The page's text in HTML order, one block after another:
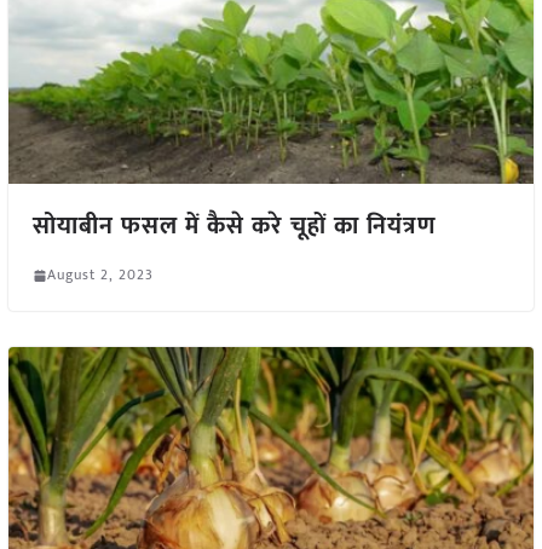
सोयाबीन फसल में कैसे करे चूहों का नियंत्रण
August 2, 2023